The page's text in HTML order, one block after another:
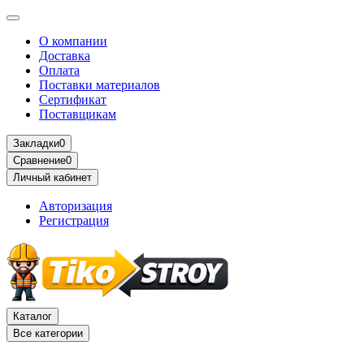
О компании
Доставка
Оплата
Поставки материалов
Сертификат
Поставщикам
Закладки0
Сравнение0
Личный кабинет
Авторизация
Регистрация
Каталог
Все категории